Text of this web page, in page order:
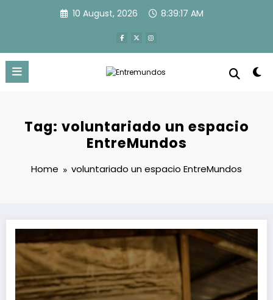
10 August, 2026 8:39:17 AM
Tag: voluntariado un espacio
EntreMundos
Home voluntariado un espacio EntreMundos